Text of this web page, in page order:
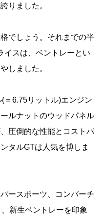
りました。
でしょう。それまでの半
イスは、ベントレーとい
しました。
＝6.75リットル)エンジン
ルナットのウッドパネル
圧倒的な性能とコストパ
タルGTは人気を博しま
ースポーツ、コンバーチ
新生ベントレーを印象